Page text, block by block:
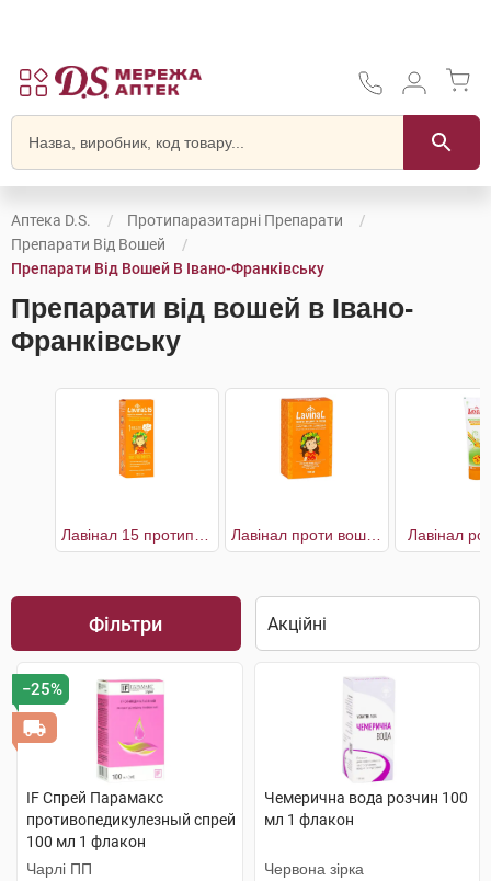
Аптека D.S.
Протипаразитарні Препарати
Препарати Від Вошей
Препарати Від Вошей В Івано-Франківську
Препарати від вошей в Івано-
Франківську
Лавінал
Фільтри
−25%
IF Спрей Парамакс
противопедикулезный спрей
100 мл 1 флакон
Чарлі ПП
Чемерична вода розчин 100
мл 1 флакон
Червона зірка